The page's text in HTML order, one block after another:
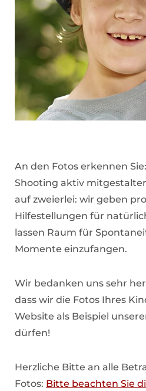
An den Fotos erkennen
Shooting aktiv
auf zweierlei: wir geben
Hilfestellungen für
lassen Raum für
Momente einzufangen.
Wir bedanken uns sehr
dass wir die Fotos Ihres
Website als Beispiel
dürfen!
Herzliche Bitte an alle
Fotos: Bitte beachten Sie